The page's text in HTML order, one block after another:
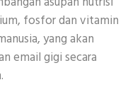
fosfor dan vitamin
yang akan
email gigi secara